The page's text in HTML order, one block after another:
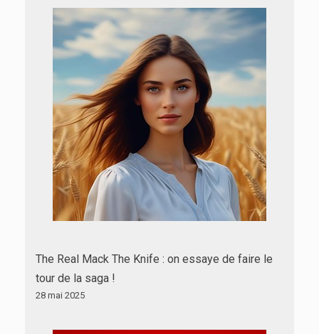
The Real Mack The Knife : on essaye de faire le
tour de la saga !
28 mai 2025